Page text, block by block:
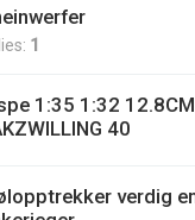
1
1:35 1:32 12.8CM
40
verdig